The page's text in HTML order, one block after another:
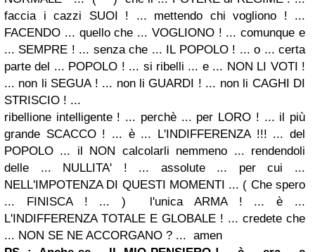
faccia i cazzi SUOI ! ... mettendo chi vogliono ! ...
FACENDO ... quello che ... VOGLIONO ! ... comunque e
... SEMPRE ! ... senza che ... IL POPOLO ! ... o ... certa
parte del ... POPOLO ! ... si ribelli ... e ... NON LI VOTI !
... non li SEGUA ! ... non li GUARDI ! ... non li CAGHI DI
STRISCIO ! ...
ribellione intelligente ! ... perchè ... per LORO ! ... il più
grande SCACCO ! ... è ... L'INDIFFERENZA !!! ... del
POPOLO ... il NON calcolarli nemmeno ... rendendoli
delle ... NULLITA' ! ... assolute ... per cui ...
NELL'IMPOTENZA DI QUESTI MOMENTI ... ( Che spero
... FINISCA ! ... ) l'unica ARMA ! ... è ...
L'INDIFFERENZA TOTALE E GLOBALE ! ... credete che
... NON SE NE ACCORGANO ? ... amen